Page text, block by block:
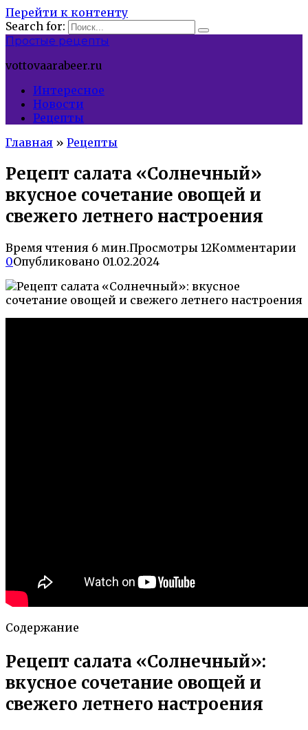
Перейти к контенту
Search for:
Простые рецепты
vottovaarabeer.ru
Интересное
Новости
Рецепты
Главная » Рецепты
Рецепт салата «Солнечный»
вкусное сочетание овощей и
свежего летнего настроения
Время чтения 6 мин.Просмотры 12Комментарии
0Опубликовано 01.02.2024
Содержание
Рецепт салата «Солнечный»:
вкусное сочетание овощей и
свежего летнего настроения